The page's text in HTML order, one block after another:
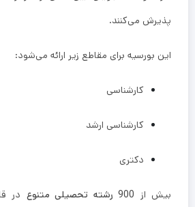
پذیرش می‌کنند.
این بورسیه برای مقاطع زیر ارائه می‌شود:
کارشناسی
کارشناسی ارشد
دکتری
بیش از 900 رشته تحصیلی متنوع
در